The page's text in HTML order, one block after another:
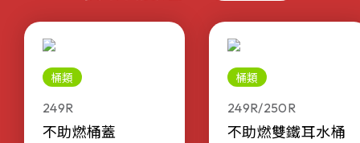
桶類
249R
不助燃桶蓋
桶類
249R/250R
不助燃雙鐵耳水桶